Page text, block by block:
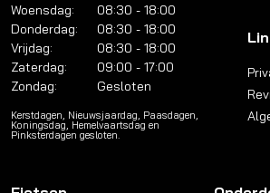
Woensdag:
08:30 - 18:00
Donderdag:
08:30 - 18:00
Vrijdag:
08:30 - 18:00
Zaterdag:
09:00 - 17:00
Zondag:
Gesloten
Kerstdagen, Nieuwsjaardag, Paasdagen,
Koningsdag, Hemelvaartsdag en
Pinksterdagen gesloten.